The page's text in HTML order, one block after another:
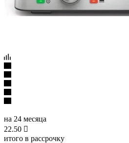
на 24 месяца
22.50 
итого в рассрочку